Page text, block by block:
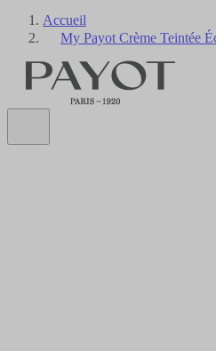
Accueil
My Payot Crème Teintée